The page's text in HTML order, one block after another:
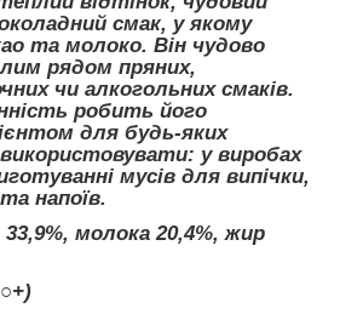
смак, у якому
та молоко. Він чудово
рядом пряних,
чи алкогольних смаків.
робить його
для будь-яких
у виробах
мусів для випічки,
напоїв.
молока 20,4%, жир